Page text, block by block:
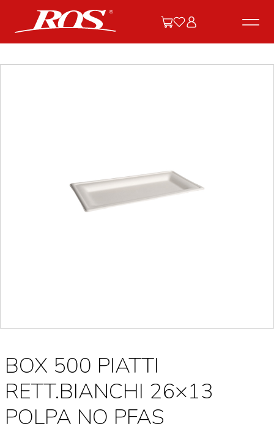
BOX 500 PIATTI
RETT.BIANCHI 26×13
POLPA NO PFAS